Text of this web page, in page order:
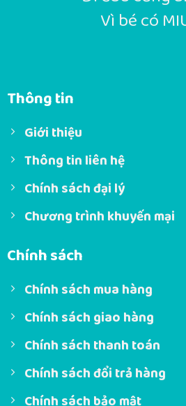
Vì bé có
Thông tin
Giới thiệu
Thông tin liên hệ
Chính sách đại lý
Chương trình khuyến mại
Chính sách
Chính sách mua hàng
Chính sách giao hàng
Chính sách thanh toán
Chính sách đổi trả hàng